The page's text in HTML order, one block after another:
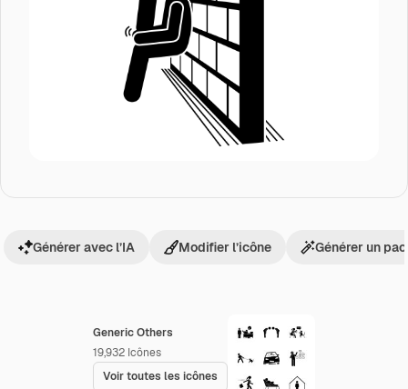
Generic Others
19,932 Icônes
Voir toutes les icônes
Générer avec l’IA Modifier l’icône Générer un